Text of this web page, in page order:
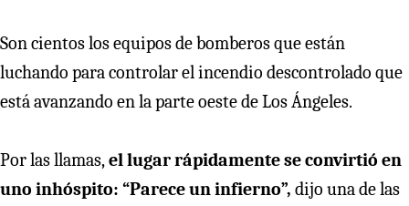
Son cientos los equipos de bomberos que están
luchando para controlar el incendio descontrolado que
está avanzando en la parte oeste de Los Ángeles.
Por las llamas,el lugar rápidamente se convirtió en
uno inhóspito: “Parece un infierno”, dijo una de las